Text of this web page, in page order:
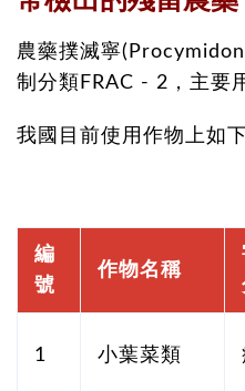
農藥撲滅寧
制分類FRAC - 2，主要
我國目前使用作物上如
編
號
作物名稱
1 小葉菜類